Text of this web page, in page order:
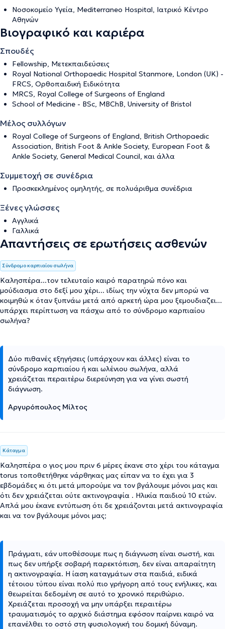
Νοσοκομείο Υγεία, Mediterraneo Hospital, Ιατρικό Κέντρο
Αθηνών
Βιογραφικό και καριέρα
Σπουδές
Fellowship, Μετεκπαιδεύσεις
Royal National Orthopaedic Hospital Stanmore, London (UK) -
FRCS, Ορθοπαιδική Ειδικότητα
MRCS, Royal College of Surgeons of England
School of Medicine - BSc, MBChB, University of Bristol
Μέλος συλλόγων
Royal College of Surgeons of England, British Orthopaedic
Association, British Foot & Ankle Society, European Foot &
Ankle Society, General Medical Council, και άλλα
Συμμετοχή σε συνέδρια
Προσκεκλημένος ομηλητής, σε πολυάριθμα συνέδρια
Ξένες γλώσσες
Αγγλικά
Γαλλικά
Απαντήσεις σε ερωτήσεις ασθενών
Σύνδρομο καρπιαίου σωλήνα
Καλησπέρα...τον τελευταίο καιρό παρατηρώ πόνο και
μούδιασμα στο δεξί μου χέρι... ιδίως την νύχτα δεν μπορώ να
κοιμηθώ κ όταν ξυπνάω μετά από αρκετή ώρα μου ξεμουδιαζει...
υπάρχει περίπτωση να πάσχω από το σύνδρομο καρπιαίου
σωλήνα?
Δύο πιθανές εξηγήσεις (υπάρχουν και άλλες) είναι το
σύνδρομο καρπιαίου ή και ωλένιου σωλήνα, αλλά
χρειάζεται περαιτέρω διερεύνηση για να γίνει σωστή
διάγνωση.
Αργυρόπουλος Μίλτος
Κάταγμα
Καλησπέρα ο γιος μου πριν 6 μέρες έκανε στο χέρι του κάταγμα
torus τοποθετήθηκε νάρθηκας μας είπαν να το έχει για 3
εβδομάδες κι ότι μετά μπορούμε να τον βγάλουμε μόνοι μας και
ότι δεν χρειάζεται ούτε ακτινογραφία . Ηλικία παιδιού 10 ετών.
Απλά μου έκανε εντύπωση ότι δε χρειάζονται μετά ακτινογραφία
και να τον βγάλουμε μόνοι μας;
Πράγματι, εάν υποθέσουμε πως η διάγνωση είναι σωστή, και
πως δεν υπήρξε σοβαρή παρεκτόπιση, δεν είναι απαραίτητη
η ακτινογραφία. Η ίαση καταγμάτων στα παιδιά, ειδικά
τέτοιου τύπου είναι πολύ πιο γρήγορη από τους ενήλικες, και
θεωρείται δεδομένη σε αυτό το χρονικό περιθώριο.
Χρειάζεται προσοχή να μην υπάρξει περαιτέρω
τραυματισμός το αρχικό διάστημα εφόσον παίρνει καιρό να
επανέλθει το οστό στη φυσιολογική του δομική δύναμη.